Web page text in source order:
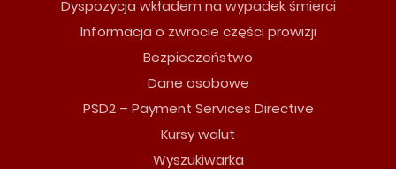
Dyspozycja wkładem na wypadek śmierci
Informacja o zwrocie części prowizji
Bezpieczeństwo
Dane osobowe
PSD2 – Payment Services Directive
Kursy walut
Wyszukiwarka